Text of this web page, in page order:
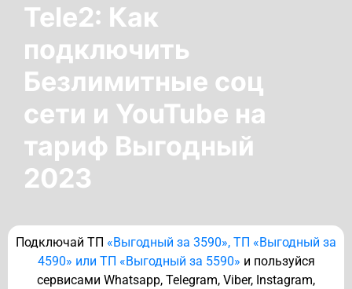
Tele2: Как
подключить
Безлимитные соц
сети и YouTube на
тариф Выгодный
2023
Подключай ТП «Выгодный за 3590», ТП «Выгодный за
4590» или ТП «Выгодный за 5590» и пользуйся
сервисами Whatsapp, Telegram, Viber, Instagram,